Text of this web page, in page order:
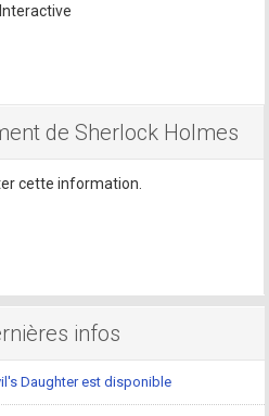
de Sherlock Holmes
cette information.
infos
Daughter est disponible